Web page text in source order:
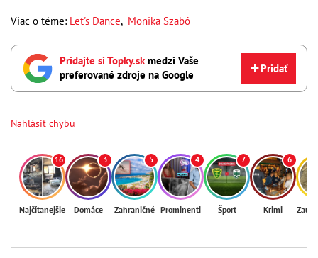
Viac o téme: Let's Dance, Monika Szabó
Pridajte si Topky.skmedzi Vaše
preferované zdroje na Google
Pridať
Nahlásiť chybu
16
Najčítanejšie
3
Domáce
5
Zahraničné
4
Prominenti
7
Šport
6
Krimi